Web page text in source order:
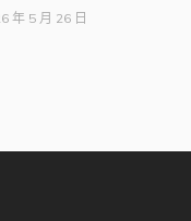
年 5 月 26 日
更安全用路環境 車主充電